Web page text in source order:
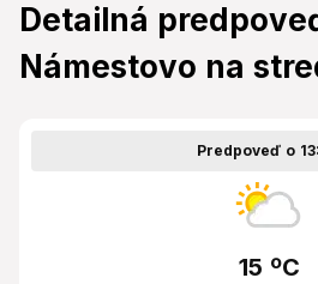
Detailná
Námestovo na
Predpoveď o
15 ºC